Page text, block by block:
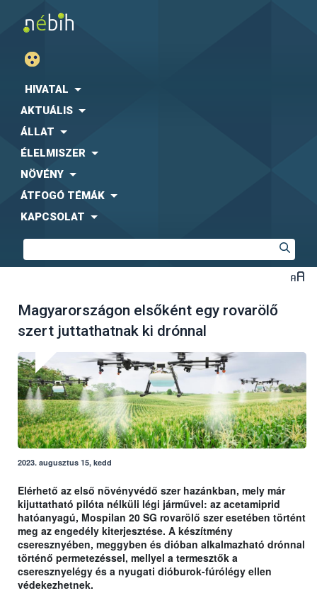
HIVATAL
AKTUÁLIS
ÁLLAT
ÉLELMISZER
NÖVÉNY
ÁTFOGÓ TÉMÁK
KAPCSOLAT
Magyarországon elsőként egy rovarölő
szert juttathatnak ki drónnal
2023. augusztus 15, kedd
Elérhető az első növényvédő szer hazánkban, mely már
kijuttatható pilóta nélküli légi járművel: az acetamiprid
hatóanyagú, Mospilan 20 SG rovarölő szer esetében történt
meg az engedély kiterjesztése. A készítmény
cseresznyében, meggyben és dióban alkalmazható drónnal
történő permetezéssel, mellyel a termesztők a
cseresznyelégy és a nyugati dióburok-fúrólégy ellen
védekezhetnek.